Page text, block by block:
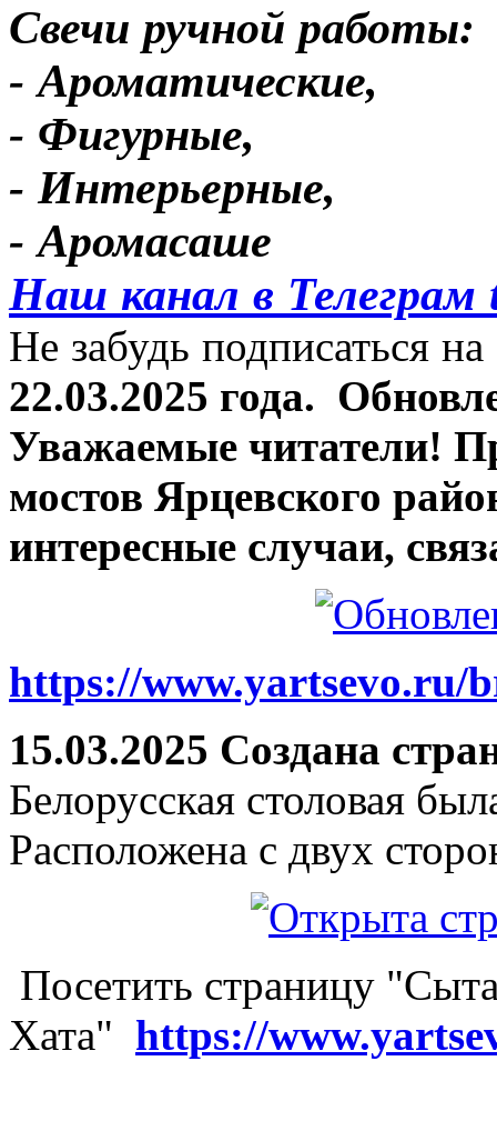
Свечи ручной работы:
- Ароматические,
- Фигурные,
- Интерьерные,
- Аромасаше
Наш канал в Телеграм
Не забудь подписаться
22.03.2025 года.
Уважаемые читатели!
мостов Ярцевского
интересные случаи,
https://www.yartsevo.ru/
15.03.2025 Создана
Белорусская столовая
Расположена с двух
Посетить страницу
Хата" https://